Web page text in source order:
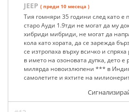
JEEP ( преди 10 месеца )
Тия гомняри 35 години след като е
старо Ауди 1.9тди не могат да му
хибриди мибриди, не могат да
кола като хората, да се зарежда
се изтропаха върху всичко и
в името на озоновата дупка, дето е
милярда новоизлюпени *** в
самолетите и яхтите на